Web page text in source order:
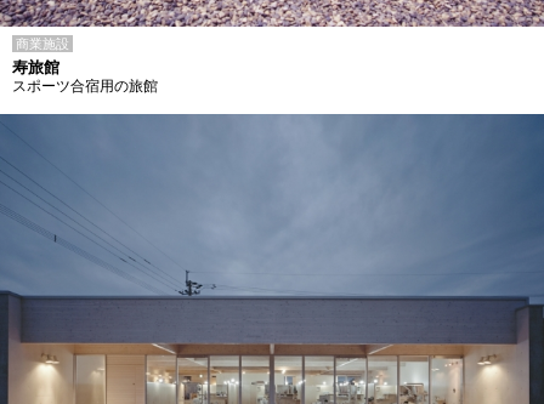
商業施設
寿旅館
スポーツ合宿用の旅館